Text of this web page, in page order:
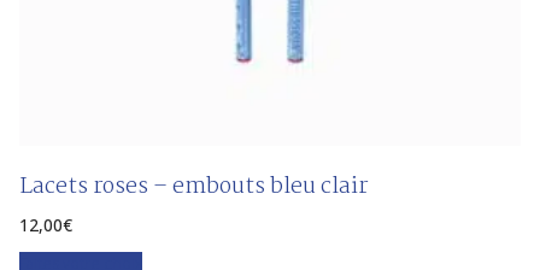
Lacets roses – embouts bleu clair
12,00€